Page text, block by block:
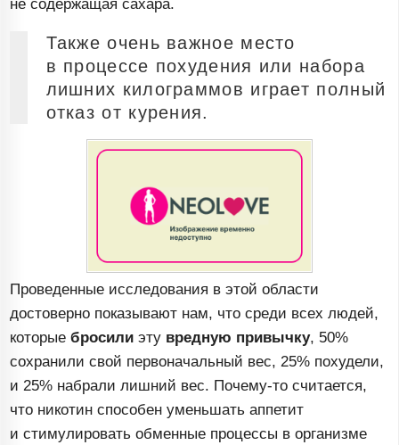
не содержащая сахара.
Также очень важное место
в процессе похудения или набора
лишних килограммов играет полный
отказ от курения.
Проведенные исследования в этой области
достоверно показывают нам, что среди всех людей,
которыебросили эту вредную привычку, 50%
сохранили свой первоначальный вес, 25% похудели,
и 25% набрали лишний вес. Почему-то считается,
что никотин способен уменьшать аппетит
и стимулировать обменные процессы в организме